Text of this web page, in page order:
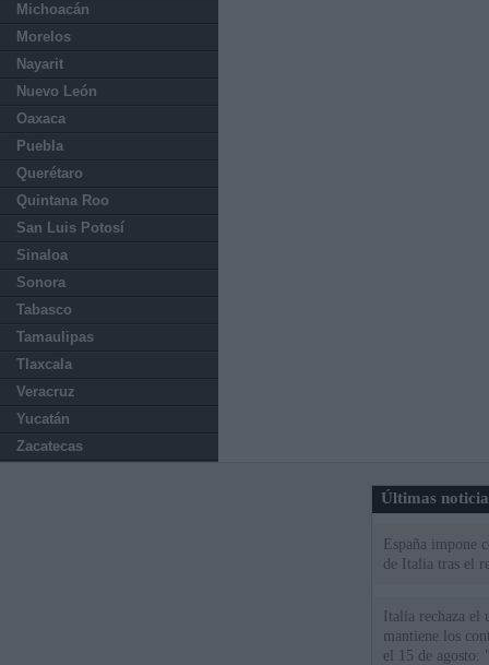
Michoacán
Morelos
Nayarit
Nuevo León
Oaxaca
Puebla
Querétaro
Quintana Roo
San Luis Potosí
Sinaloa
Sonora
Tabasco
Tamaulipas
Tlaxcala
Veracruz
Yucatán
Zacatecas
Últimas
España impone
de Italia tras el
Italia rechaza
mantiene los
el 15 de agosto: